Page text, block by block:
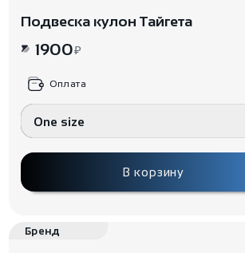
Подвеска кулон Тайгета
1900₽
Оплата
One size
В корзину
Бренд